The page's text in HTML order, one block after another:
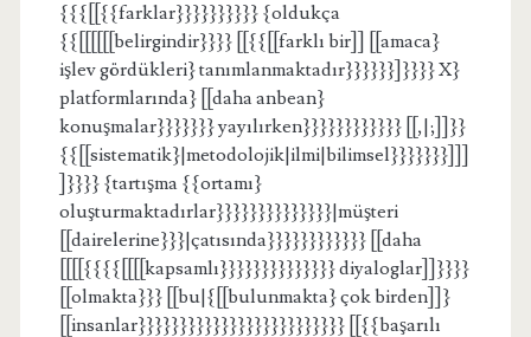
{{{[[{{farklar}}}}}}}}}} {oldukça
{{[[[[[[belirgindir}}}} [[{{[[farklı bir]] [[amaca}
işlev gördükleri} tanımlanmaktadır}}}}}}]}}}} X}
platformlarında} [[daha anbean}
konuşmalar}}}}}}} yayılırken}}}}}}}}}}}} [[,|;]]}}
{{[[sistematik}|metodolojik|ilmi|bilimsel}}}}}}}]]]
]}}}} {tartışma {{ortamı}
oluşturmaktadırlar}}}}}}}}}}}}}}|müşteri
[[dairelerine}}}|çatısında}}}}}}}}}}}} [[daha
[[[[{{{{[[[[kapsamlı}}}}}}}}}}}}}} diyaloglar]]}}}}
[[olmakta}}} [[bu|{[[bulunmakta} çok birden]]}
[[insanlar}}}}}}}}}}}}}}}}}}}}}}}}} [[{{başarılı